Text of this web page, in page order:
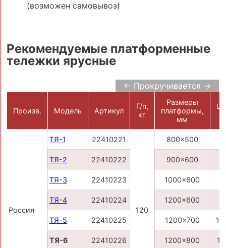
(возможен самовывоз)
Рекомендуемые платформенные
тележки ярусные
← Прокручивается →
Произв. Модель Артикул
Г/п,
кг
Размеры
платформы,
мм
Россия
ТЯ-1 22410221
120
800x500
ТЯ-2 22410222 900x600
ТЯ-3 22410223 1000x600
ТЯ-4 22410224 1200x600
ТЯ-5 22410225 1200x700
ТЯ-6 22410226 1200x800